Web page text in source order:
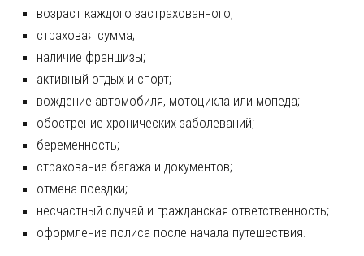
возраст каждого застрахованного;
страховая сумма;
наличие франшизы;
активный отдых и спорт;
вождение автомобиля, мотоцикла или мопеда;
обострение хронических заболеваний;
беременность;
страхование багажа и документов;
отмена поездки;
несчастный случай и гражданская ответственность;
оформление полиса после начала путешествия.